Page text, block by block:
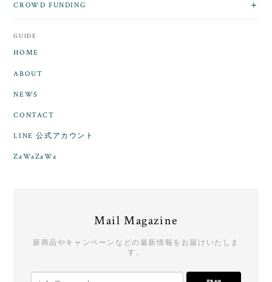
CROWD FUNDING
GUIDE
HOME
ABOUT
NEWS
CONTACT
LINE 公式アカウント
ZaWaZaWa
Mail Magazine
新商品やキャンペーンなどの最新情報をお届けいたしま
す。